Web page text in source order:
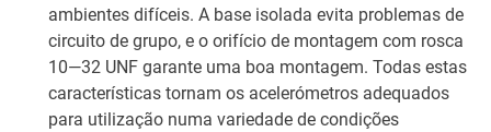
ambientes difíceis. A base isolada evita problemas de
circuito de grupo, e o orifício de montagem com rosca
10—32 UNF garante uma boa montagem. Todas estas
características tornam os acelerómetros adequados
para utilização numa variedade de condições